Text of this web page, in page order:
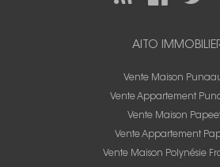
AITO
Vente Maison
Vente Appartement
Vente Maison
Vente Appartement
Vente Maison Polynésie